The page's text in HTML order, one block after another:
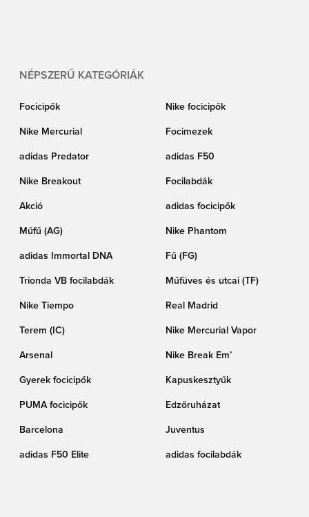
NÉPSZERŰ KATEGÓRIÁK
Focicipők Nike focicipők
Nike Mercurial Focimezek
adidas Predator adidas F50
Nike Breakout Focilabdák
Akció adidas focicipők
Műfű (AG) Nike Phantom
adidas Immortal DNA Fű (FG)
Trionda VB focilabdák Műfüves és utcai (TF)
Nike Tiempo Real Madrid
Terem (IC) Nike Mercurial Vapor
Arsenal Nike Break Em’
Gyerek focicipők Kapuskesztyűk
PUMA focicipők Edzőruházat
Barcelona Juventus
adidas F50 Elite adidas focilabdák